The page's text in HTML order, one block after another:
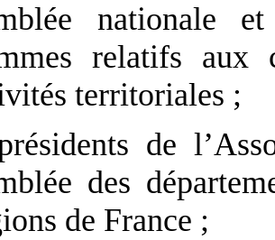
nationale
relatifs aux
territoriales ;
de
des
de France ;